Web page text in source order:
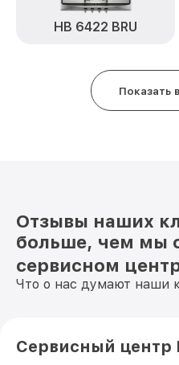
HB 6422 BRU
Показать
Отзывы наших
больше, чем мы
сервисном
Что о нас думают наши
Сервисный центр